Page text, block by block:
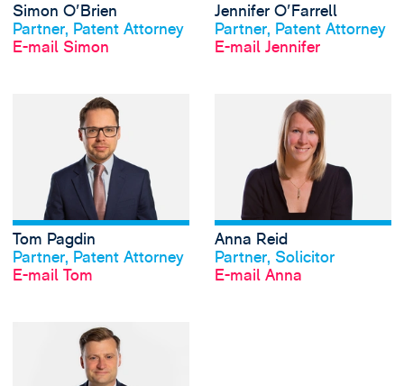
Profil anschauen
Simon O'Brien
Partner, Patent Attorney
E-mail Simon
Profil anschauen
Jennifer O'Farrell
Partner, Patent Attorney
E-mail Jennifer
Tom Pagdin
Partner, Patent Attorney
E-mail Tom
View Tom
Anna Reid
Partner, Solicitor
E-mail Anna